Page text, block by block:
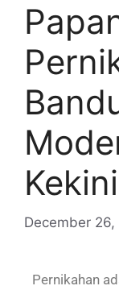
December 26,
Pernikahan